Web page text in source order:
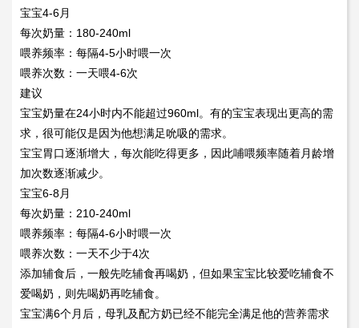
宝宝4-6月
每次奶量：180-240ml
喂养频率：每隔4-5小时喂一次
喂养次数：一天喂4-6次
建议
宝宝奶量在24小时内不能超过960ml。有的宝宝表现出更高的需
求，很可能仅是因为他想满足吮吸的需求。
宝宝胃口逐渐增大，每次能吃得更多，因此哺喂频率随着月龄增
加次数逐渐减少。
宝宝6-8月
每次奶量：210-240ml
喂养频率：每隔4-6小时喂一次
喂养次数：一天不少于4次
添加辅食后，一般先吃辅食再喝奶，但如果宝宝比较爱吃辅食不
爱喝奶，则先喝奶再吃辅食。
宝宝满6个月后，母乳及配方奶已经不能完全满足他的营养需求